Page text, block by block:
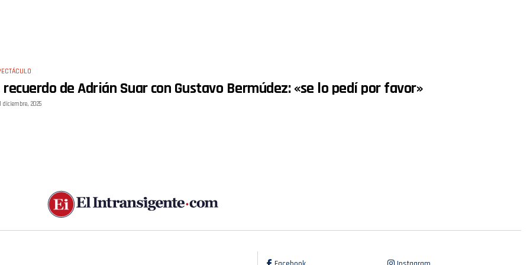
recuerdo de Adrián Suar con Gustavo Bermúdez: «se lo pedí por favor»
diciembre, 2025